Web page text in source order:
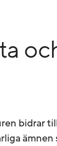
bidrar
ämnen